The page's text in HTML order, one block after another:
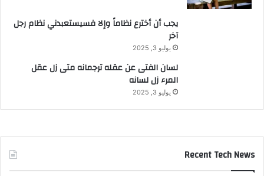
يجب أن أخترع نظاماً وإلا فسيستعبدني نظام رجل
آخر
يوليو 3, 2025
لسان الفتى عن عقله ترجمانه متى زل عقل
المرء زل لسانه
يوليو 3, 2025
Recent Tech News